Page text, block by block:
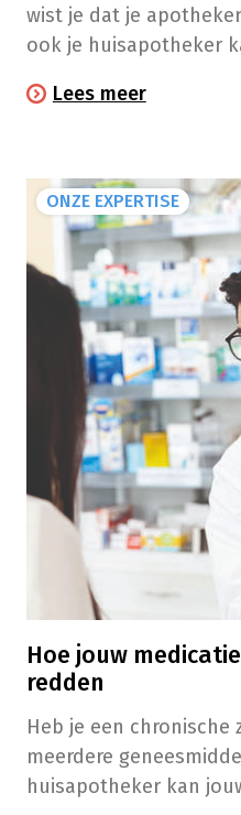
wist je dat je
ook je huisapotheker
geneesmiddelen moet
Lees meer
ONZE EXPERTISE
Hoe jouw
redden
​​​Heb je een chronische
meerdere
huisapotheker kan